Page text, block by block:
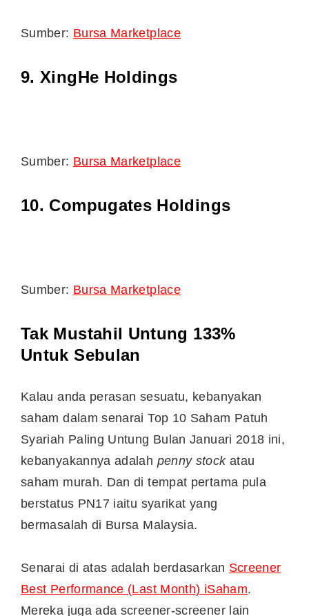
Sumber: Bursa Marketplace
9. XingHe Holdings
Sumber: Bursa Marketplace
10. Compugates Holdings
Sumber: Bursa Marketplace
Tak Mustahil Untung 133%
Untuk Sebulan
Kalau anda perasan sesuatu, kebanyakan
saham dalam senarai Top 10 Saham Patuh
Syariah Paling Untung Bulan Januari 2018 ini,
kebanyakannya adalah penny stockatau
saham murah. Dan di tempat pertama pula
berstatus PN17 iaitu syarikat yang
bermasalah di Bursa Malaysia.
Senarai di atas adalah berdasarkan Screener
Best Performance (Last Month) iSaham.
Mereka juga ada screener-screener lain